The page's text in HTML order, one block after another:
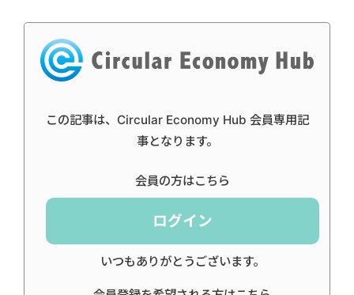
この記事は、Circular Economy Hub 会員専用記
事となります。
会員の方はこちら
ログイン
いつもありがとうございます。